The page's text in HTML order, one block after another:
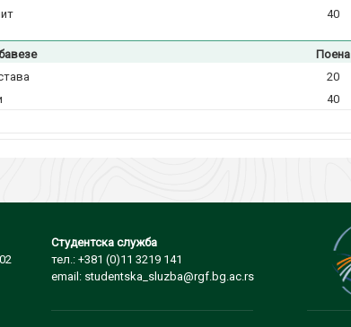
40
Поена
20
40
Студентска служба
тел.: +381 (0)11 3219 141
email: studentska_sluzba@rgf.bg.ac.rs